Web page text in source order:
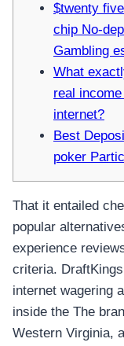
$twenty
chip No-
Gambling
What
real
internet?
Best
poker
That it entailed
popular
experience
criteria.
internet wagering
inside the The
Western Virginia,